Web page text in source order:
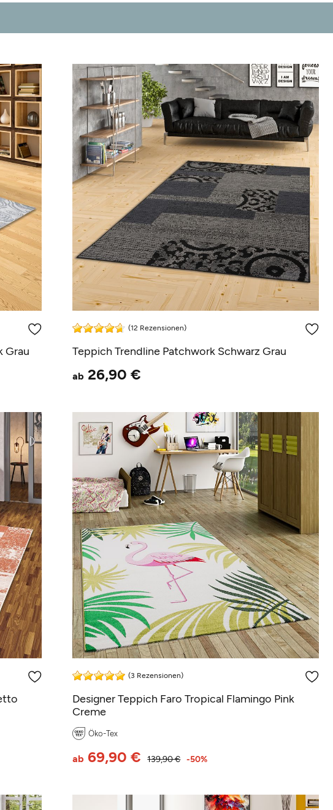
Grau
(12 Rezensionen)
Teppich Trendline Patchwork Schwarz Grau
ab 26,90 €
(3 Rezensionen)
Designer Teppich Faro Tropical Flamingo Pink
Creme
Öko-Tex
139,90 €
ab 69,90 € -50%